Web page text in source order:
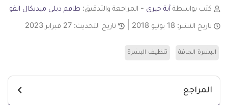
كتب بواسطة آية خيري - المراجعة والتدقيق: طاقم ديلي ميديكال انفو
تاريخ النشر: 18 يونيو 2018 تاريخ التحديث: 27 فبراير 2023
البشرة الجافة تنظيف البشرة
المراجع